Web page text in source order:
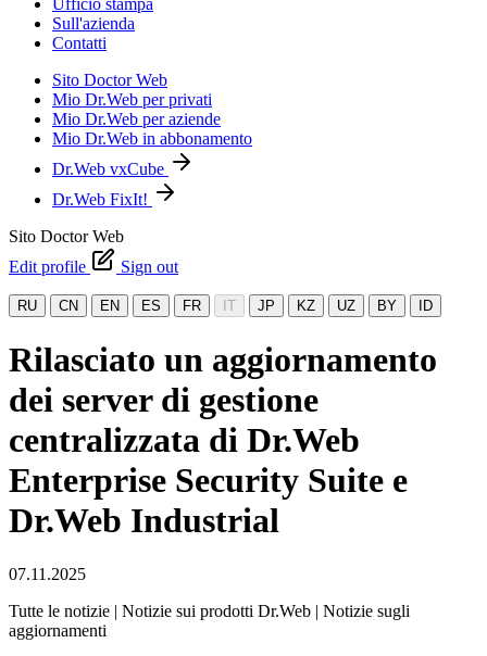
Ufficio stampa
Sull'azienda
Contatti
Sito Doctor Web
Mio Dr.Web per privati
Mio Dr.Web per aziende
Mio Dr.Web in abbonamento
Dr.Web vxCube
Dr.Web FixIt!
Sito Doctor Web
Edit profile
Sign out
RU CN EN ES FR IT JP KZ UZ BY ID
Rilasciato un aggiornamento
dei server di gestione
centralizzata di Dr.Web
Enterprise Security Suite e
Dr.Web Industrial
07.11.2025
Tutte le notizie | Notizie sui prodotti Dr.Web | Notizie sugli
aggiornamenti